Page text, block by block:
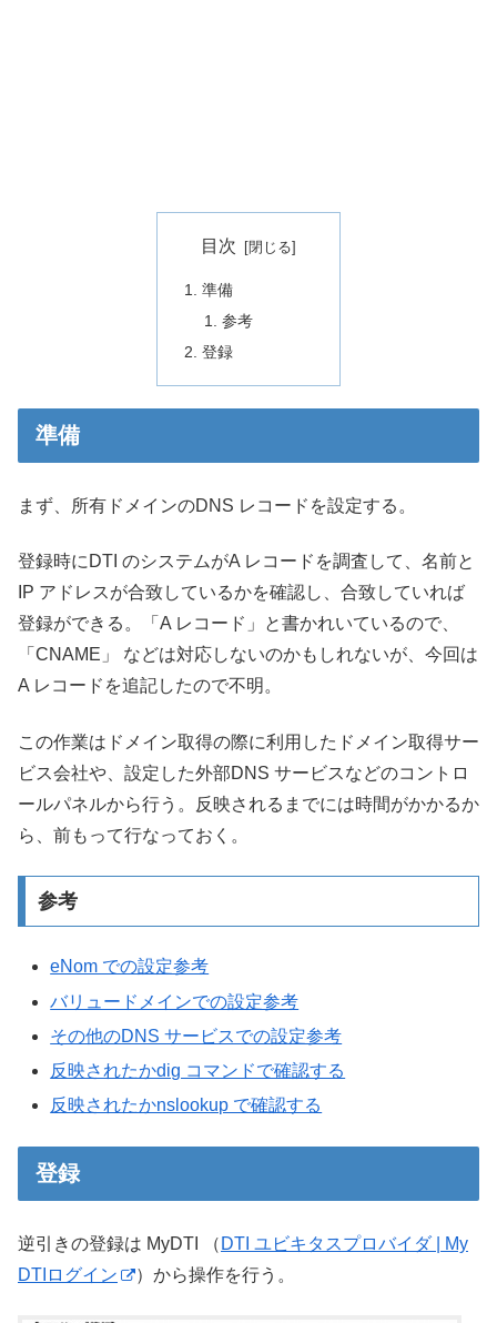
目次
準備
参考
登録
準備
まず、所有ドメインのDNS レコードを設定する。
登録時にDTI のシステムがA レコードを調査して、名前と
IP アドレスが合致しているかを確認し、合致していれば
登録ができる。「A レコード」と書かれいているので、
「CNAME」 などは対応しないのかもしれないが、今回は
A レコードを追記したので不明。
この作業はドメイン取得の際に利用したドメイン取得サー
ビス会社や、設定した外部DNS サービスなどのコントロ
ールパネルから行う。反映されるまでには時間がかかるか
ら、前もって行なっておく。
参考
eNom での設定参考
バリュードメインでの設定参考
その他のDNS サービスでの設定参考
反映されたかdig コマンドで確認する
反映されたかnslookup で確認する
登録
逆引きの登録は MyDTI （ DTI ユビキタスプロバイダ | My
DTIログイン
）から操作を行う。